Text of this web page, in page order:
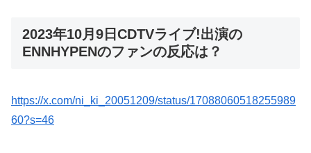
2023年10月9日CDTVライブ!出演の
ENNHYPENのファンの反応は？
https://x.com/ni_ki_20051209/status/17088060518255989
60?s=46